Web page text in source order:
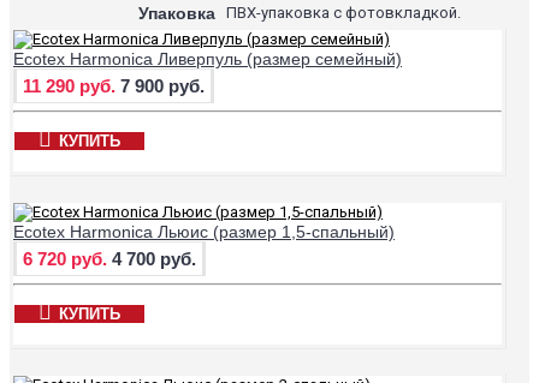
Упаковка ПВХ-упаковка с фотовкладкой.
Ecotex Harmonica Ливерпуль (размер семейный)
11 290 руб. 7 900 руб.
КУПИТЬ
Ecotex Harmonica Льюис (размер 1,5-спальный)
6 720 руб. 4 700 руб.
КУПИТЬ